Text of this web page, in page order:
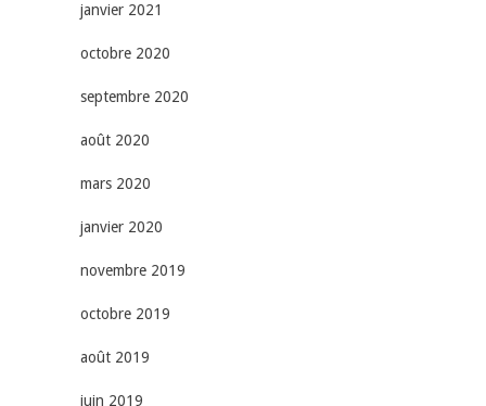
janvier 2021
octobre 2020
septembre 2020
août 2020
mars 2020
janvier 2020
novembre 2019
octobre 2019
août 2019
juin 2019